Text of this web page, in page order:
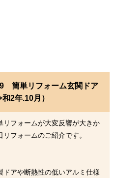
簡単リフォーム玄関ドア
2年.10月）
リフォームが大変反響が大きか
フォームのご紹介です。
アや断熱性の低いアルミ仕様